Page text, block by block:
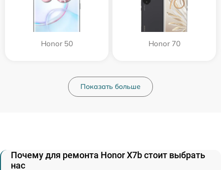
Honor 50 Honor 70
Показать больше
Почему для ремонта Honor X7b стоит выбрать
нас